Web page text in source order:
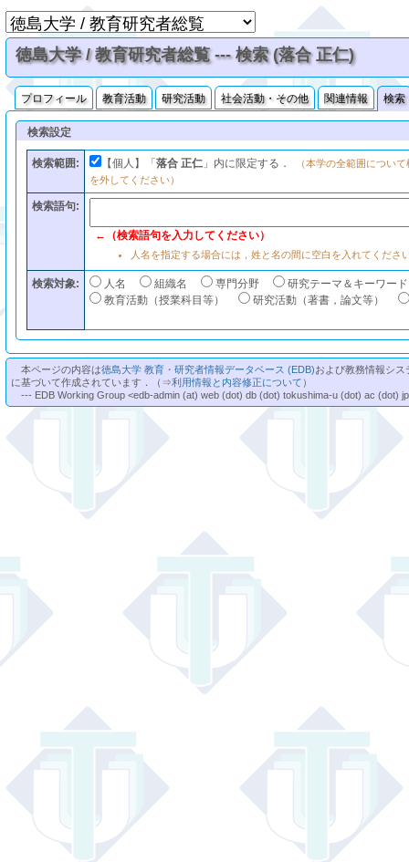
徳島大学 / 教育研究者総覧 --- 検索 (落合 正仁)
プロフィール 教育活動 研究活動 社会活動・その他 関連情報 検索
検索設定
検索範囲: 【個人】「 落合 正仁」内に限定する．
（本学の全範囲につい
を外してください）
検索語句:
←（検索語句を入力してください）
人名を指定する場合には，姓と名の間に空白を入れてくださ
検索対象: 人名 組織名 専門分野
研究テーマ＆キーワード
教育活動（授業科目等）
研究活動（著書，論文等）
本ページの内容は徳島大学 教育・研究者情報データベース (EDB)および教務情報シ
に基づいて作成されています．（⇒利用情報と内容修正について ）
--- EDB Working Group <edb-admin (at) web (dot) db (dot) tokushima-u (dot) ac (dot)